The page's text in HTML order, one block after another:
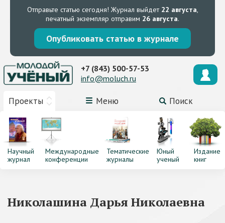
Отправьте статью сегодня! Журнал выйдет 22 августа,
печатный экземпляр отправим 26 августа.
Опубликовать статью в журнале
Проекты Меню Поиск
+7 (843) 500-57-53
info@moluch.ru
Научный
журнал
Международные
конференции
Тематические
журналы
Юный
ученый
Издание
книг
Николашина Дарья Николаевна